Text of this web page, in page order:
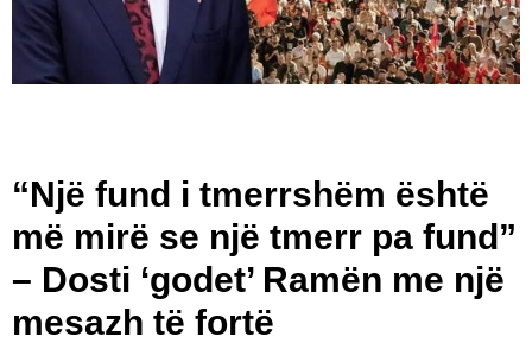
“Një fund i tmerrshëm është
më mirë se një tmerr pa fund”
– Dosti ‘godet’ Ramën me një
mesazh të fortë